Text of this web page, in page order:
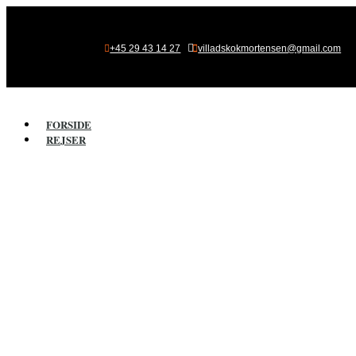
+45 29 43 14 27  villadskokmortensen@gmail.com
FORSIDE
REJSER